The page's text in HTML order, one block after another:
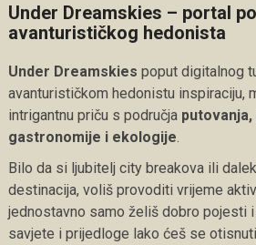
Under Dreamskies – portal
avanturističkog hedonista
Under Dreamskies poput digitalnog
avanturističkom hedonistu inspiraciju,
intrigantnu priču s područja
gastronomije i ekologije.
Bilo da si ljubitelj city breakova ili
destinacija, voliš provoditi vrijeme
jednostavno samo želiš dobro pojesti
savjete i prijedloge lako ćeš se